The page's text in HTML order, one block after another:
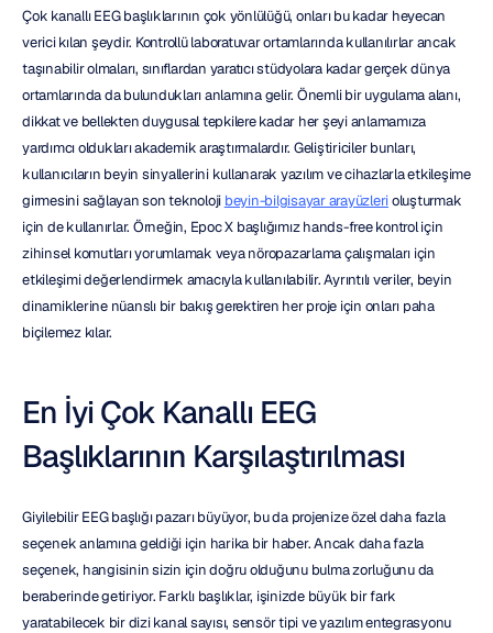
Çok kanallı EEG başlıklarının çok yönlülüğü, onları bu kadar heyecan
verici kılan şeydir. Kontrollü laboratuvar ortamlarında kullanılırlar ancak
taşınabilir olmaları, sınıflardan yaratıcı stüdyolara kadar gerçek dünya
ortamlarında da bulundukları anlamına gelir. Önemli bir uygulama alanı,
dikkat ve bellekten duygusal tepkilere kadar her şeyi anlamamıza
yardımcı oldukları akademik araştırmalardır. Geliştiriciler bunları,
kullanıcıların beyin sinyallerini kullanarak yazılım ve cihazlarla etkileşime
girmesini sağlayan son teknoloji beyin-bilgisayar arayüzleri oluşturmak
için de kullanırlar. Örneğin, Epoc X başlığımız hands-free kontrol için
zihinsel komutları yorumlamak veya nöropazarlama çalışmaları için
etkileşimi değerlendirmek amacıyla kullanılabilir. Ayrıntılı veriler, beyin
dinamiklerine nüanslı bir bakış gerektiren her proje için onları paha
biçilemez kılar.
En İyi Çok Kanallı EEG
Başlıklarının Karşılaştırılması
Giyilebilir EEG başlığı pazarı büyüyor, bu da projenize özel daha fazla
seçenek anlamına geldiği için harika bir haber. Ancak daha fazla
seçenek, hangisinin sizin için doğru olduğunu bulma zorluğunu da
beraberinde getiriyor. Farklı başlıklar, işinizde büyük bir fark
yaratabilecek bir dizi kanal sayısı, sensör tipi ve yazılım entegrasyonu